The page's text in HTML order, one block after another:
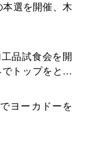
本選を開催、木
品試食会を開
トップをとれ
大を」
ヨーカドーを